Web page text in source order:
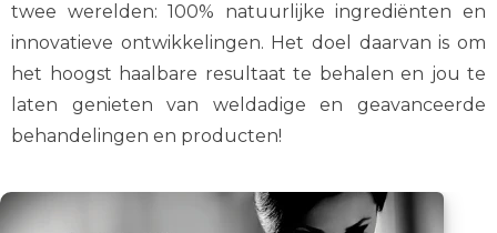
twee werelden: 100% natuurlijke ingrediënten en
innovatieve ontwikkelingen. Het doel daarvan is om
het hoogst haalbare resultaat te behalen en jou te
laten genieten van weldadige en geavanceerde
behandelingen en producten!